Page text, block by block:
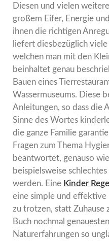
Diesen und vielen
großem Eifer, Energie
ihnen die richtigen
liefert diesbezüglich
welchen man mit den
beinhaltet genau
Bauen eines
Wassermuseums. Diese
Anleitungen, so dass die
Sinne des Wortes
die ganze Familie
Fragen zum Thema
beantwortet, genauso
beispielsweise
werden. Eine Kinder
eine simple und effektive
zu trotzen, statt Zuhause
Buch nochmal
Naturerfahrungen so